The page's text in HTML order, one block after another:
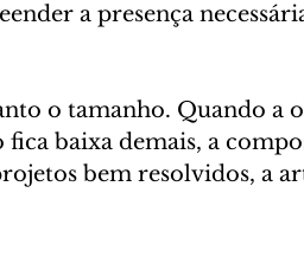
a presença
o tamanho. Quando a
baixa demais, a
bem resolvidos, a